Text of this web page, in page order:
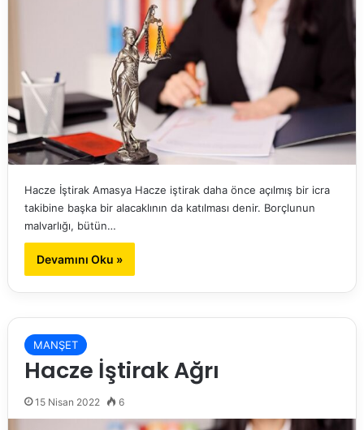
Hacze İştirak Amasya Hacze iştirak daha önce açılmış bir icra
takibine başka bir alacaklının da katılması denir. Borçlunun
malvarlığı, bütün…
Devamını Oku »
MANŞET
Hacze İştirak Ağrı
15 Nisan 2022 6